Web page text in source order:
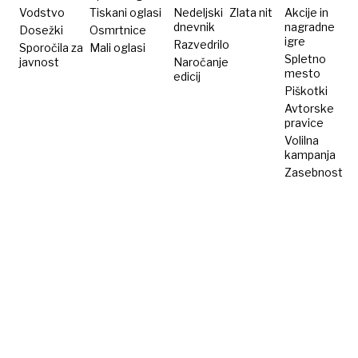
večinoma
žensk
Vodstvo
Dosežki
Sporočila za
javnost
Tiskani oglasi
Osmrtnice
Mali oglasi
Nedeljski
dnevnik
Razvedrilo
Naročanje
edicij
Zlata nit
Akcije in
nagradne
igre
Spletno
mesto
Piškotki
Avtorske
pravice
Volilna
kampanja
Zasebnost